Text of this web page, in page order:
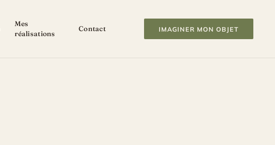
Mes
réalisations
Contact IMAGINER MON OBJET